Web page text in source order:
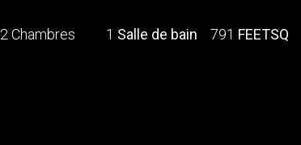
2 Chambres 1 Salle de bain 791 FEETSQ